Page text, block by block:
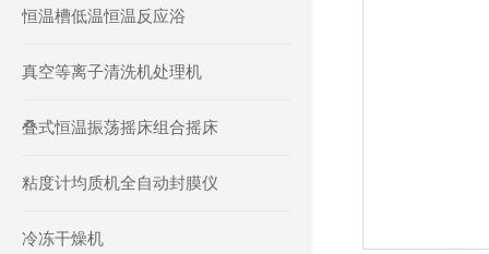
恒温槽低温恒温反应浴
真空等离子清洗机处理机
叠式恒温振荡摇床组合摇床
粘度计均质机全自动封膜仪
冷冻干燥机